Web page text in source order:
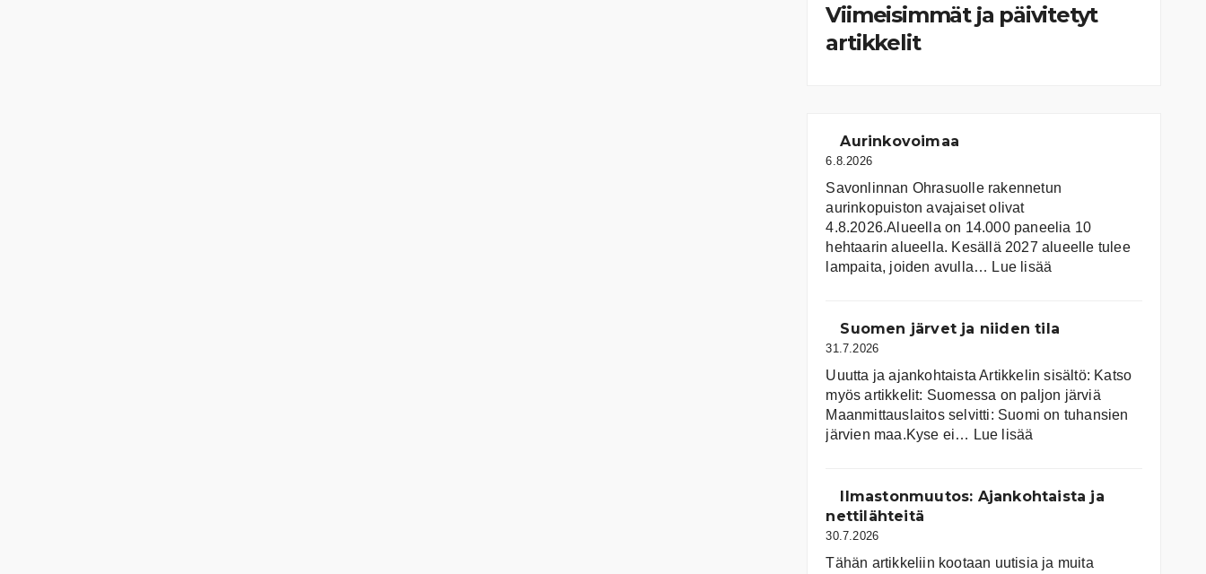
Viimeisimmät ja päivitetyt
artikkelit
Aurinkovoimaa
6.8.2026
Savonlinnan Ohrasuolle rakennetun
aurinkopuiston avajaiset olivat
4.8.2026.Alueella on 14.000 paneelia 10
hehtaarin alueella. Kesällä 2027 alueelle tulee
lampaita, joiden avulla… Lue lisää
Suomen järvet ja niiden tila
31.7.2026
Uuutta ja ajankohtaista Artikkelin sisältö: Katso
myös artikkelit: Suomessa on pal­jon jär­viä
Maanmittauslaitos selvitti: Suomi on tuhansien
järvien maa.Kyse ei… Lue lisää
ja
Ilmastonmuutos: Ajankohtaista ja
nettilähteitä
30.7.2026
Tähän artikkeliin kootaan uutisia ja muita